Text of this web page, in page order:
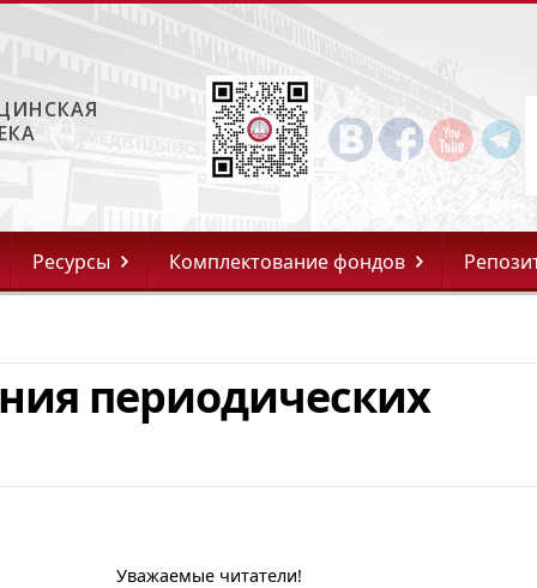
Ресурсы Комплектование фондов
периодических
Уважаемые читатели!